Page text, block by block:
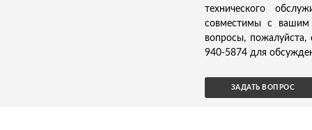
технического
совместимы с вашим
вопросы,
940-5874 для
ЗАДАТЬ ВОПРОС